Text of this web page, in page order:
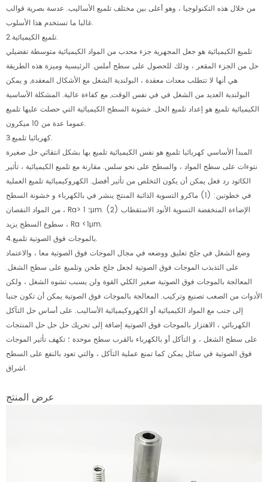
من خلال هذه التكنولوجيا ، وهو أعلى بين مختلف تلميع الأساليب. عدسة بصرية قوالب
غالبا ما تستخدم هذا الأسلوب.
2.تلميع الكيميائية.
تلميع الكيميائية هو جعل المجهرية جزء محدب من المواد الكيميائية متوسطة تفضيلي
حل من الجزء المقعر ، وذلك للحصول على سطح أملس. الرئيسية وميزة هذه الطريقة
هي أنها لا تتطلب معدات معقدة ، البولندية الشغل مع الأشكال المعقدة, و يمكن
البولندية العديد من الشغل في في نفس الوقت, مع كفاءة عالية. المشكلة الأساسية
الكيميائية تلميع هو إعداد تلميع الحل. خشونة السطح الكيميائية التي حصلت عليها تلميع
عموما عدة من 10 ميكرون.
3.كهربائيا تلميع.
المبدأ الأساسي كهربائيا تلميع هو نفس الكيميائية تلميع بها بشكل انتقائي حل صغيرة
نتوءات على سطح المواد ، والسطح على نحو سلس. مقارنة مع تلميع الكيميائية ، تأثير
الكاثود رد فعل يمكن أن يكون التخلص من تأثير أفضل. الكهروكيميائية تلميع العملية
في خطوتين: (1) ماكرو التسوية الذائبة المنتج ينشر في بالكهرباء و خشونة السطح
من المواد النقصان ، Ra> ؛ 1μm. (2) الإضاءة المنخفضة التسوية الأنود الاستقطاب
سطوع السطح يزيد ، Ra <1μm.
4.بالموجات فوق الصوتية تلميع.
وضع الشغل في جلخ تعليق ووضعه في مجال الموجات فوق الصوتية معا ، والاعتماد
على التذبذب الموجات فوق الصوتية لجعل جلخ طحن وتلميع على سطح الشغل.
المعالجة بالموجات فوق الصوتية صغير الكلي القوة ولن يسبب تشوه الشغل ، ولكن
الأدوات من الصعب تصنيع وتركيب. المعالجة بالموجات فوق الصوتية يمكن أن تكون جنبا
إلى جنب مع المواد الكيميائية أو الكهروكيميائية الأساليب. على أساس حل التآكل
الكهربائي ، الاهتزاز بالموجات فوق الصوتية إضافة إلى تحريك حل حل حل المنتجات
على سطح الشغل ، و التآكل أو بالكهرباء بالقرب سطح موحدة ؛ تكهف تأثير الموجات
فوق الصوتية في سائل يمكن كما تمنع عملية التآكل ، والتي تعود بالنفع على السطح
اشراق.
عرض المنتج